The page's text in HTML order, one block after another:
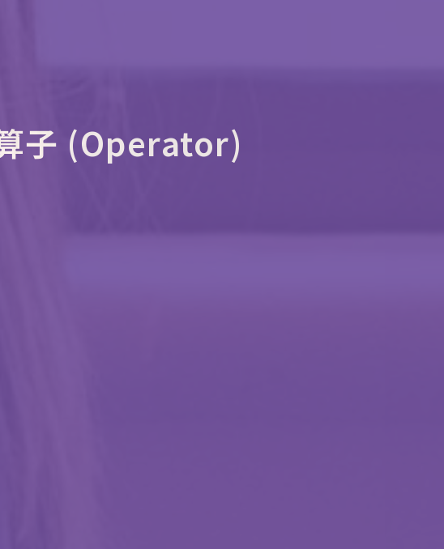
子 (Operator)